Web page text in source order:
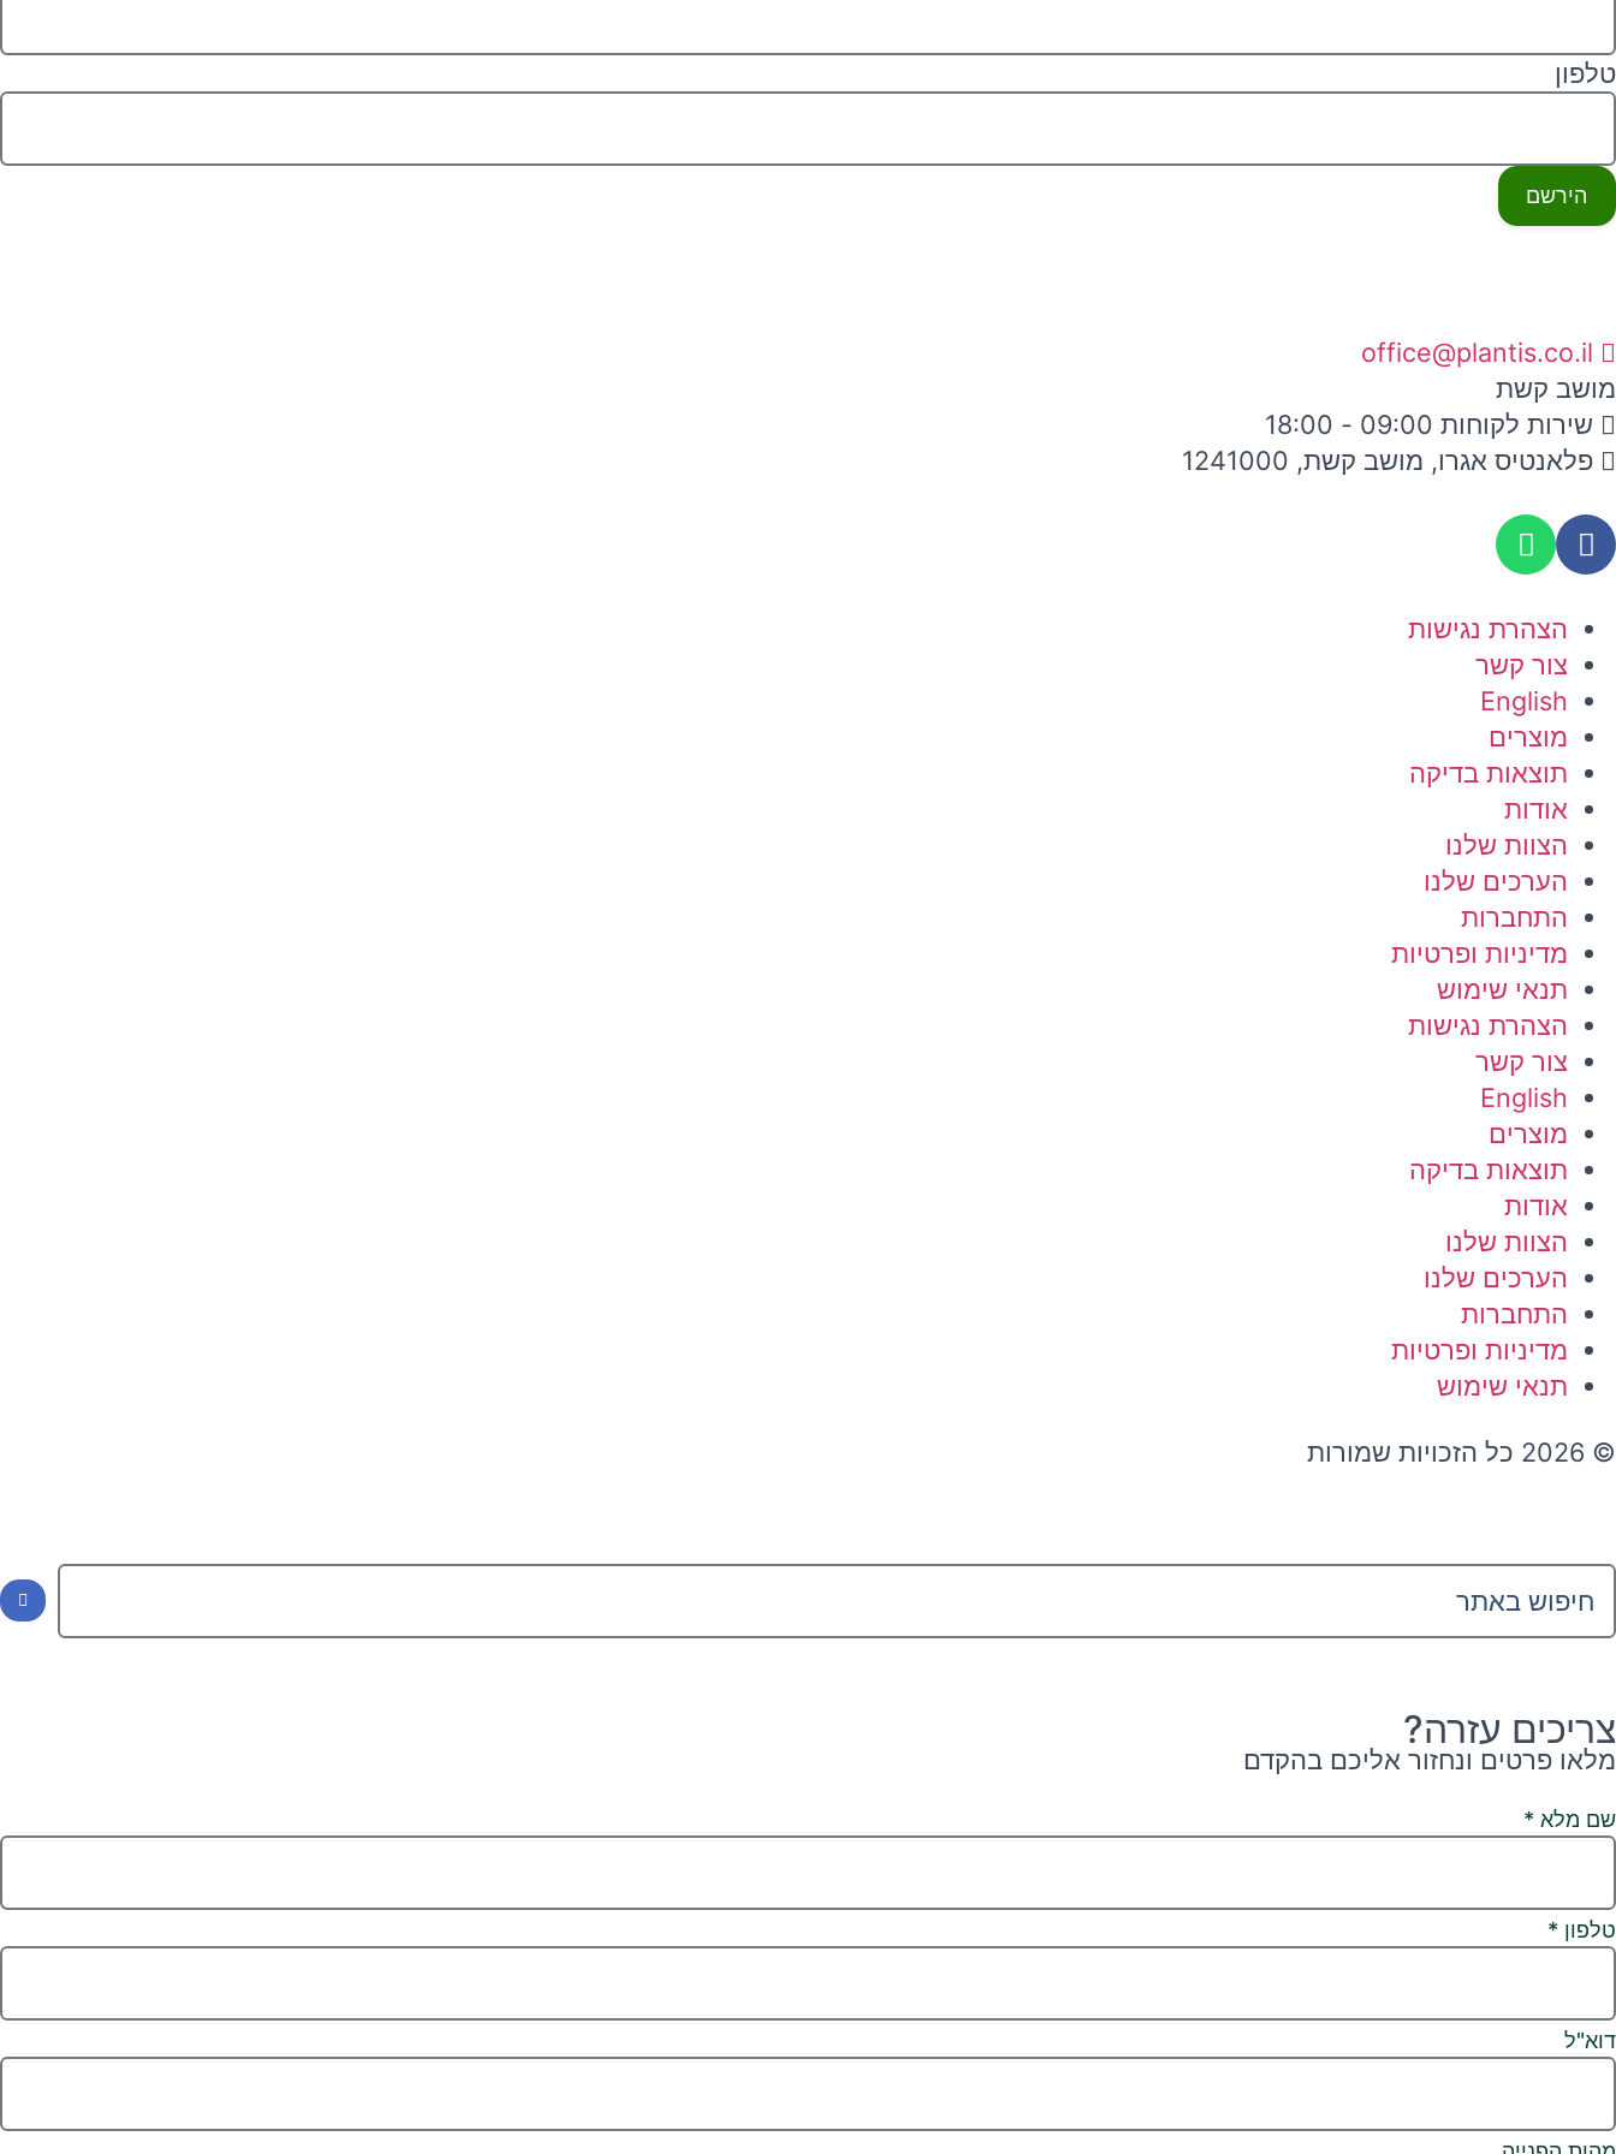
טלפון
הירשם
office@plantis.co.il
מושב קשת
שירות לקוחות 09:00 - 18:00
פלאנטיס אגרו, מושב קשת, 1241000
הצהרת נגישות
צור קשר
English
מוצרים
תוצאות בדיקה
אודות
הצוות שלנו
הערכים שלנו
התחברות
מדיניות ופרטיות
תנאי שימוש
הצהרת נגישות
צור קשר
English
מוצרים
תוצאות בדיקה
אודות
הצוות שלנו
הערכים שלנו
התחברות
מדיניות ופרטיות
תנאי שימוש
© 2026 כל הזכויות שמורות
צריכים עזרה?
מלאו פרטים ונחזור אליכם בהקדם
שם מלא *
טלפון *
דוא"ל